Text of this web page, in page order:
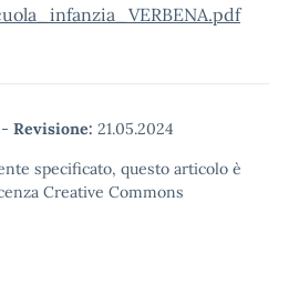
- Revisione: 21.05.2024
specificato, questo articolo è
Creative Commons